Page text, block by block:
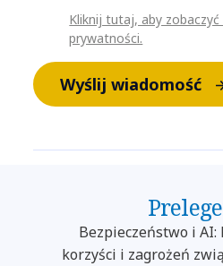
Kliknij tutaj, aby
prywatności.
Wyślij wiadomość
Bezpieczeństwo i AI:
korzyści i zagrożeń